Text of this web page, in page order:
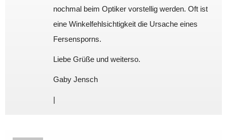
nochmal beim Optiker vorstellig werden. Oft ist
eine Winkelfehlsichtigkeit die Ursache eines
Fersensporns.
Liebe Grüße und weiterso.
Gaby Jensch
|